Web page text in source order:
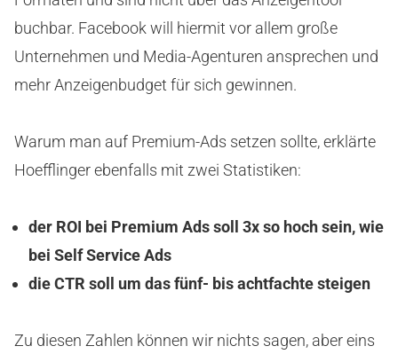
buchbar. Facebook will hiermit vor allem große
Unternehmen und Media-Agenturen ansprechen und
mehr Anzeigenbudget für sich gewinnen.
Warum man auf Premium-Ads setzen sollte, erklärte
Hoefflinger ebenfalls mit zwei Statistiken:
der ROI bei Premium Ads soll 3x so hoch sein, wie
bei Self Service Ads
die CTR soll um das fünf- bis achtfachte steigen
Zu diesen Zahlen können wir nichts sagen, aber eins